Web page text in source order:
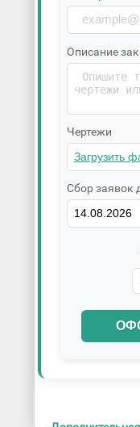
Описание
Чертежи
Сбор заявок